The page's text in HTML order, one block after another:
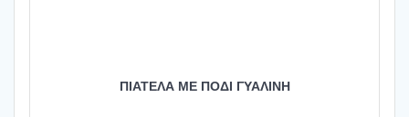
ΠΙΑΤΕΛΑ ΜΕ ΠΟΔΙ ΓΥΑΛΙΝΗ